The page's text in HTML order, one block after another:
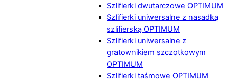
Szlifierki dwutarczowe OPTIMUM
Szlifierki uniwersalne z nasadką
szlifierską OPTIMUM
Szlifierki uniwersalne z
gratownikiem szczotkowym
OPTIMUM
Szlifierki taśmowe OPTIMUM